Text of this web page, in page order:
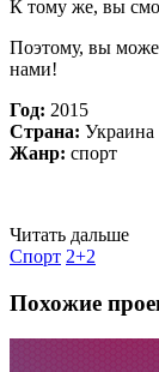
К тому же, вы
Поэтому, вы
нами!
Год: 2015
Страна: Украина
Жанр: спорт
Читать дальше
Спорт 2+2
Похожие